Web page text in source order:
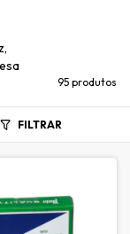
95 produtos
FILTRAR